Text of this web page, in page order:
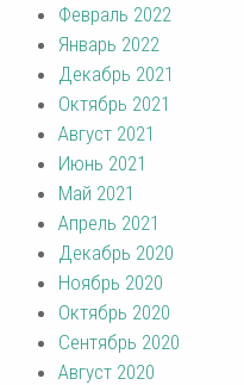
Февраль 2022
Январь 2022
Декабрь 2021
Октябрь 2021
Август 2021
Июнь 2021
Май 2021
Апрель 2021
Декабрь 2020
Ноябрь 2020
Октябрь 2020
Сентябрь 2020
Август 2020